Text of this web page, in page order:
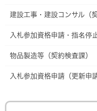
建設工事・建設コンサル（
入札参加資格申請・指名停
物品製造等（契約検査課）
入札参加資格申請（更新申